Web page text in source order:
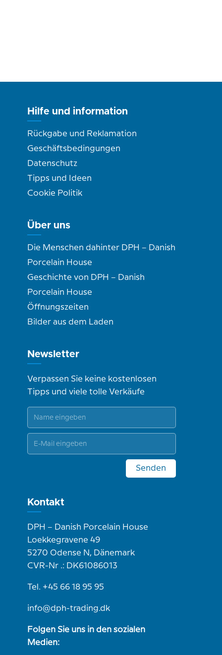
Hilfe und information
Rückgabe und Reklamation
Geschäftsbedingungen
Datenschutz
Tipps und Ideen
Cookie Politik
Über uns
Die Menschen dahinter DPH – Danish
Porcelain House
Geschichte von DPH – Danish
Porcelain House
Öffnungszeiten
Bilder aus dem Laden
Newsletter
Verpassen Sie keine kostenlosen
Tipps und viele tolle Verkäufe
Senden
Kontakt
DPH – Danish Porcelain House
Loekkegravene 49
5270 Odense N, Dänemark
CVR-Nr .: DK61086013
Tel. +45 66 18 95 95
info@dph-trading.dk
Folgen Sie uns in den sozialen
Medien: